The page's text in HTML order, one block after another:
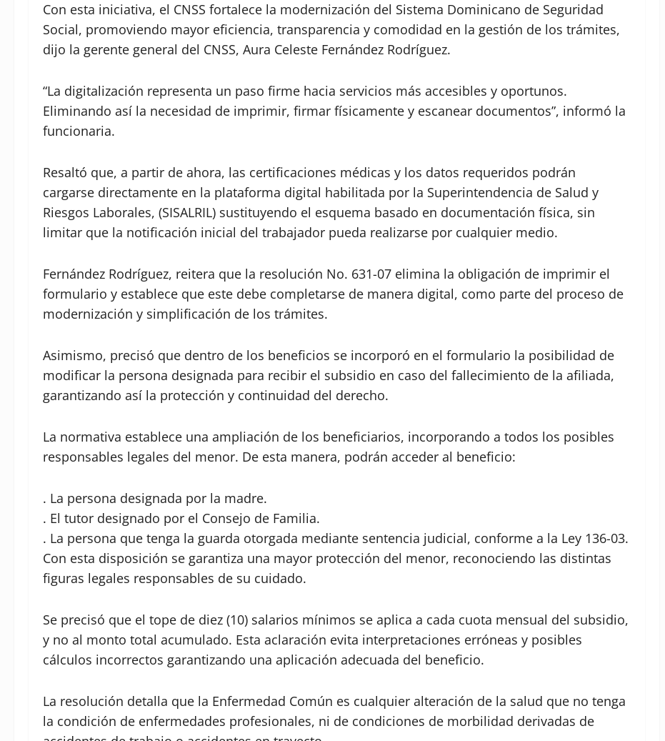
Con esta iniciativa, el CNSS fortalece la modernización del Sistema Dominicano de Seguridad
Social, promoviendo mayor eficiencia, transparencia y comodidad en la gestión de los trámites,
dijo la gerente general del CNSS, Aura Celeste Fernández Rodríguez.
“La digitalización representa un paso firme hacia servicios más accesibles y oportunos.
Eliminando así la necesidad de imprimir, firmar físicamente y escanear documentos”, informó la
funcionaria.
Resaltó que, a partir de ahora, las certificaciones médicas y los datos requeridos podrán
cargarse directamente en la plataforma digital habilitada por la Superintendencia de Salud y
Riesgos Laborales, (SISALRIL) sustituyendo el esquema basado en documentación física, sin
limitar que la notificación inicial del trabajador pueda realizarse por cualquier medio.
Fernández Rodríguez, reitera que la resolución No. 631-07 elimina la obligación de imprimir el
formulario y establece que este debe completarse de manera digital, como parte del proceso de
modernización y simplificación de los trámites.
Asimismo, precisó que dentro de los beneficios se incorporó en el formulario la posibilidad de
modificar la persona designada para recibir el subsidio en caso del fallecimiento de la afiliada,
garantizando así la protección y continuidad del derecho.
La normativa establece una ampliación de los beneficiarios, incorporando a todos los posibles
responsables legales del menor. De esta manera, podrán acceder al beneficio:
. La persona designada por la madre.
. El tutor designado por el Consejo de Familia.
. La persona que tenga la guarda otorgada mediante sentencia judicial, conforme a la Ley 136-03.
Con esta disposición se garantiza una mayor protección del menor, reconociendo las distintas
figuras legales responsables de su cuidado.
Se precisó que el tope de diez (10) salarios mínimos se aplica a cada cuota mensual del subsidio,
y no al monto total acumulado. Esta aclaración evita interpretaciones erróneas y posibles
cálculos incorrectos garantizando una aplicación adecuada del beneficio.
La resolución detalla que la Enfermedad Común es cualquier alteración de la salud que no tenga
la condición de enfermedades profesionales, ni de condiciones de morbilidad derivadas de